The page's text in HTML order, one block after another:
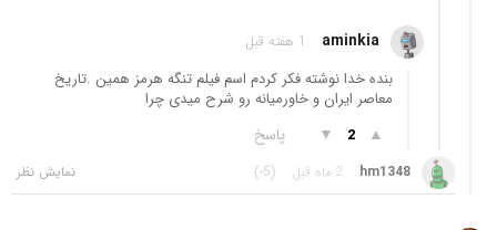
aminkia 1 هفته قبل
بنده خدا نوشته فکر کردم اسم فیلم تنگه هرمز همین .تاریخ
معاصر ایران و خاورمیانه رو شرح میدی چرا
▲
2
▼ پاسخ
hm1348 2 ماه قبل (-5)